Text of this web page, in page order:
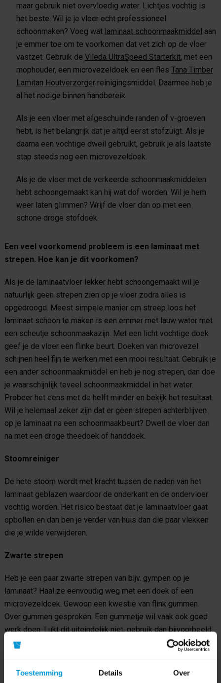
Toestemming Details Over
maar gebruik niet overvloedig water. Lichtjes vochtig is
het beste. Wil je je vloer echt professioneel
schoonmaken? Voeg wat laminaat schoonmaakmiddel aan
je emmer toe om te voorkomen dat vet zich op de vloer
vastzet. Gebruik de Vileda UltraSpeed Starterkit, met een
mophouder, een microvezeldoek en een fles Tana Timber
Lamitan Houtverzorger reinigingsmiddel. Daarmee heb je
al het nodige binnen handbereik.
Als je een vloer met afgeschuinde randen of v-groeven
hebt, is het belangrijk dat je altijd eerst stofzuigt. Als je
daarna een vochtige dweil gebruikt, gebruik je als laatste
stap steeds nog een microvezeldoek.
Als je de vloer met de verkeerde schoonmaakmiddelen
hebt schoongemaakt kan hij wat dof worden. Wil je hem
weer laten glimmen? Wrijf de vloer dan op met een
schone droge stofdoek.
Een veel voorkomend probleem is een laminaat met
strepen. Hoe kan je dit voorkomen?
Als je de laminaatvloer lekker hebt schoongemaakt wil je
natuurlijk geen strepen zien op je vloer zodra alles is
opgedroogd. Meest simpele manier om streep loos het
laminaat schoon te maken is een emmer met lauw water met
een scheutje schoonmaakazijn. Met een licht vochtige doek
geef je de vloer een flinke beurt. Doeken van microvezel
schijnen heel fijn te werken met een mooi resultaat. Gebruik je
een ander schoonmaakmiddel en heb je nog strepen, dan doe
je waarschijnlijk teveel schoonmaakmiddel in het water.
Probeer het eens met de helft minder en bekijk het resultaat.
Wil je helemaal zeker zijn dat er geen strepen achterblijven
op je laminaat na een schoonmaakbeurt? Dweil de vloer dan
na met een droge theedoek of handdoek.
Stoomreiniger
De hete stoom wordt met kracht tussen de naden van het
laminaat geblazen waardoor de onderkant en de ondervloer
vochtig worden. Het risico bestaat dat je laminaatvloer gaat
opbollen en dan ben je verder van huis dan die paar vlekken
die je wilde verwijderen.
Zwarte strepen
Heb je een paar zwarte strepen van bijv. gympen op je
laminaat? Haal ze eenvoudig weg met een doek of een
microvezeldoek. Gewoon een kwestie van flink gummen.
Over gummen gesproken. Een gummetje wil vaak ook goed
werk doen. Lukt dit uiteindelijk niet, gebruik dan bijvoorbeeld
aceton. Een klein beetje en dit direct schoonmaken met
schoon water om te voorkomen dat het uitbijt in je laminaat.
Groeven